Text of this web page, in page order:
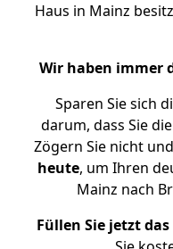
Haus in Mainz
Wir haben immer
Sparen Sie sich
darum, dass Sie
Zögern Sie nicht und
heute, um Ihren
Mainz nach
Füllen Sie jetzt